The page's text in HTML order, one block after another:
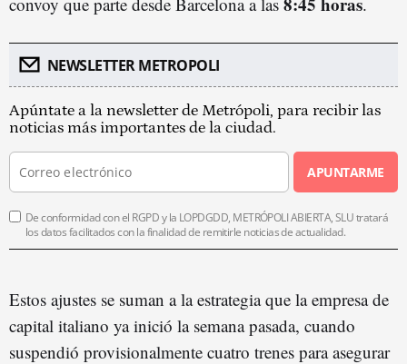
NEWSLETTER METROPOLI
Apúntate a la newsletter de Metrópoli, para recibir las
noticias más importantes de la ciudad.
APUNTARME
De conformidad con el RGPD y la LOPDGDD, METRÓPOLI ABIERTA, SLU tratará
los datos facilitados con la finalidad de remitirle noticias de actualidad.
Estos ajustes se suman a la estrategia que la empresa de
capital italiano ya inició la semana pasada, cuando
suspendió provisionalmente cuatro trenes para asegurar